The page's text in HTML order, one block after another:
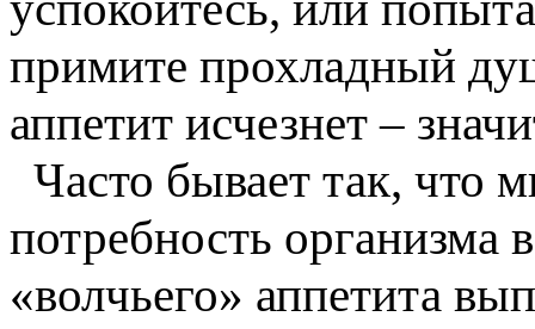
примите прохладный
аппетит исчезнет –
Часто бывает так, что
потребность организма
«волчьего» аппетита